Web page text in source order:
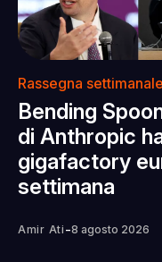
Rassegna settimanale
Bending
di Anthropic
gigafactory
settimana
Amir Ati -8 agosto 2026